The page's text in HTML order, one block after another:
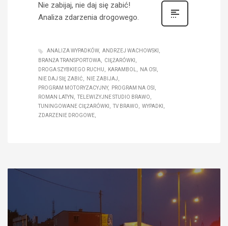
Nie zabijaj, nie daj się zabić!
Analiza zdarzenia drogowego.
ANALIZA WYPADKÓW
ANDRZEJ WACHOWSKI
BRANŻA TRANSPORTOWA
CIĘŻARÓWKI
DROGA SZYBKIEGO RUCHU
KARAMBOL
NA OSI
NIE DAJ SIĘ ZABIĆ
NIE ZABIJAJ
PROGRAM MOTORYZACYJNY
PROGRAM NA OSI
ROMAN LATYN
TELEWIZYJNE STUDIO BRAWO
TUNINGOWANE CIĘŻARÓWKI
TV BRAWO
WYPADKI
ZDARZENIE DROGOWE